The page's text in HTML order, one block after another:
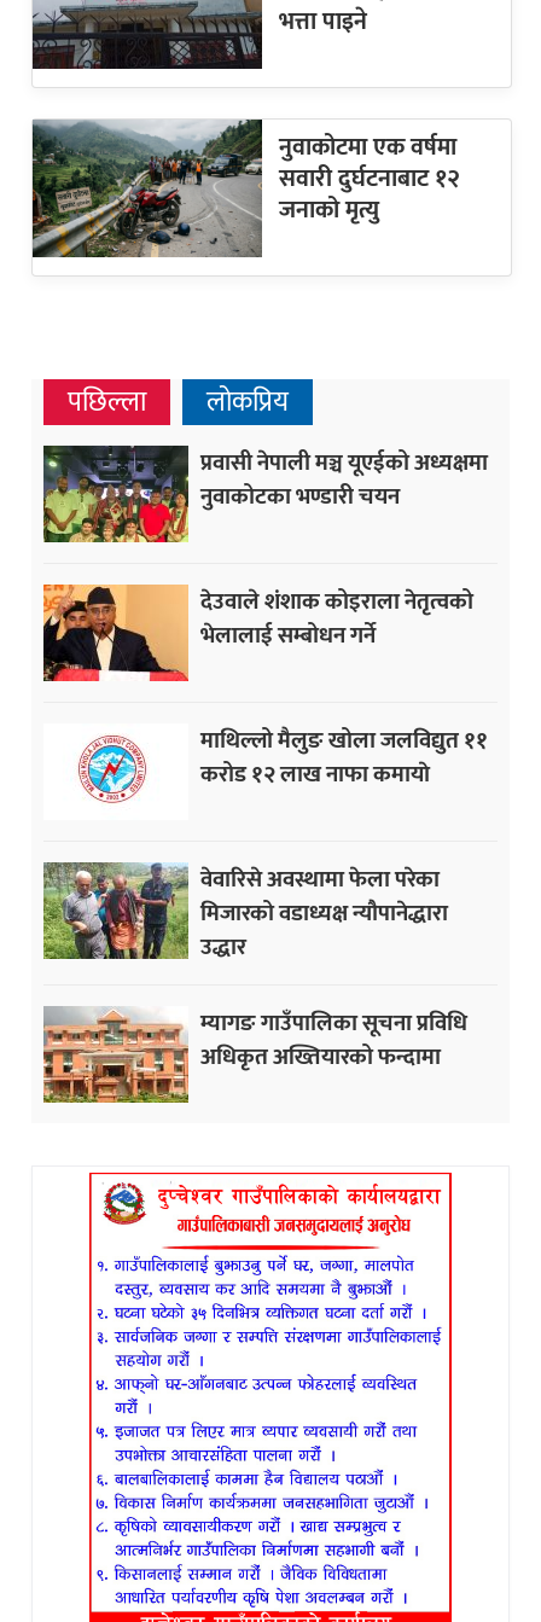
भत्ता पाइने
नुवाकोटमा एक वर्षमा
सवारी दुर्घटनाबाट १२
जनाको मृत्यु
पछिल्ला लोकप्रिय
प्रवासी नेपाली मञ्च यूएईको अध्यक्षमा
नुवाकोटका भण्डारी चयन
देउवाले शंशाक कोइराला नेतृत्वको
भेलालाई सम्बोधन गर्ने
माथिल्लो मैलुङ खोला जलविद्युत ११
करोड १२ लाख नाफा कमायाे
वेवारिसे अवस्थामा फेला परेका
मिजारको वडाध्यक्ष न्यौपानेद्धारा
उद्धार
म्यागङ गाउँपालिका सूचना प्रविधि
अधिकृत अख्तियारको फन्दामा